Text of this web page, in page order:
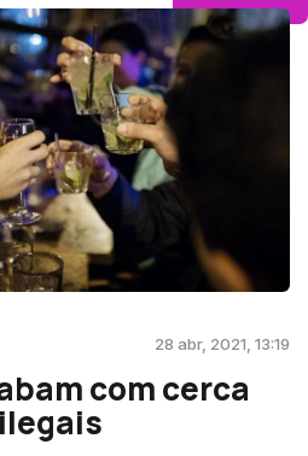
28 abr, 2021, 13:19
com cerca